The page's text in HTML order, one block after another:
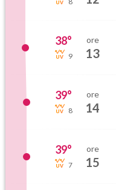
38°
9
ore
13
39°
8
ore
14
39°
7
ore
15